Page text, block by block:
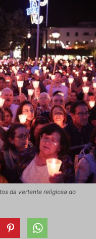
da vertente religiosa do